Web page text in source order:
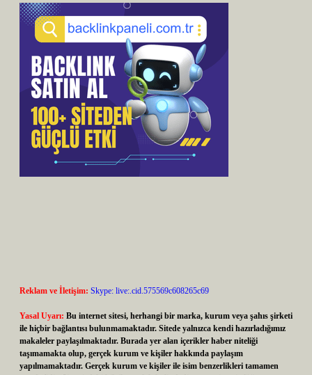
Reklam ve İletişim: Skype: live:.cid.575569c608265c69
Yasal Uyarı: Bu internet sitesi, herhangi bir marka, kurum veya şahıs şirketi
ile hiçbir bağlantısı bulunmamaktadır. Sitede yalnızca kendi hazırladığımız
makaleler paylaşılmaktadır. Burada yer alan içerikler haber niteliği
taşımamakta olup, gerçek kurum ve kişiler hakkında paylaşım
yapılmamaktadır. Gerçek kurum ve kişiler ile isim benzerlikleri tamamen